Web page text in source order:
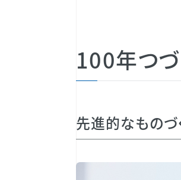
100年つづ
先進的なものづ